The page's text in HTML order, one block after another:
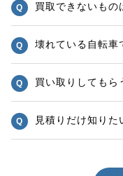
買取できないもの
壊れている自転車
買い取りしてもら
見積りだけ知りた